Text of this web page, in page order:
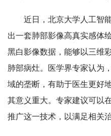
近日，北京大学人工智
出一套肺部影像高真实感体
黑白影像数据，能够以三维
肺部病灶。医学界专家认为
域的垄断，有助于医生更好
其意义重大。专家建议可以
推广这一技术，以满足相关